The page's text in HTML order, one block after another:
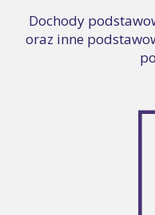
Dochody
oraz inne